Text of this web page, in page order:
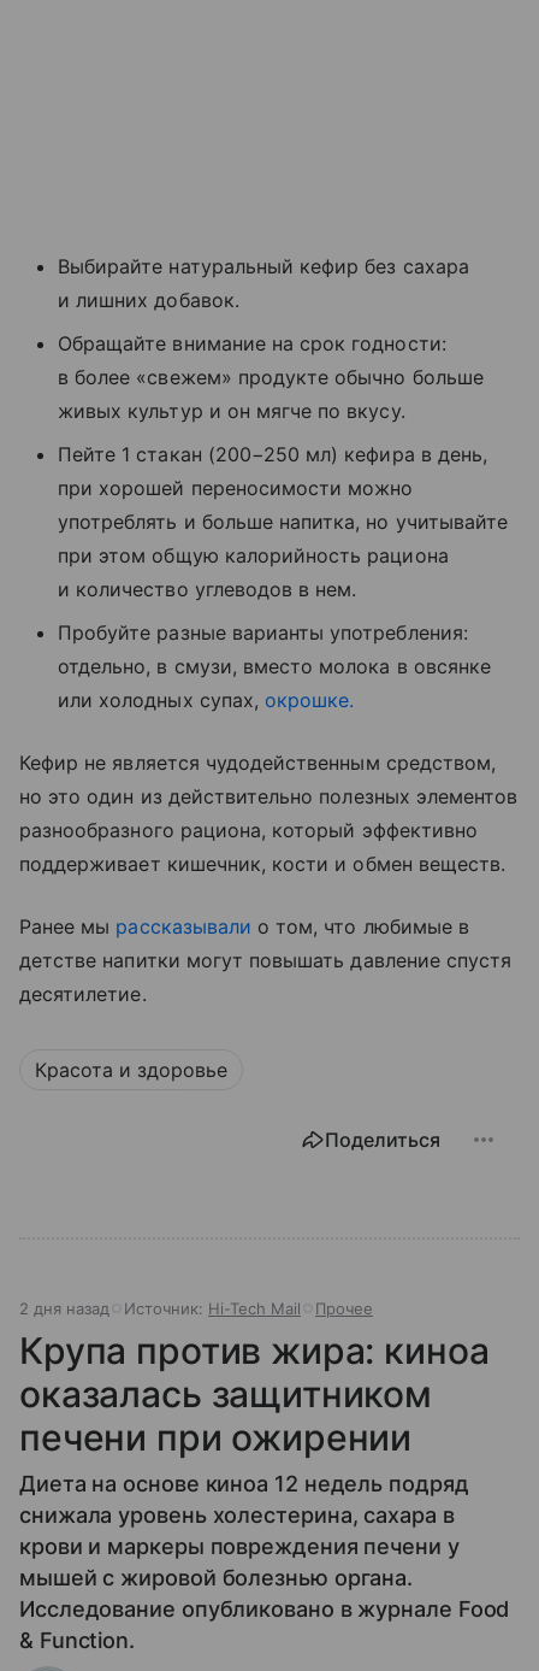
Выбирайте натуральный кефир без сахара
и лишних добавок.
Обращайте внимание на срок годности:
в более «свежем» продукте обычно больше
живых культур и он мягче по вкусу.
Пейте 1 стакан (200−250 мл) кефира в день,
при хорошей переносимости можно
употреблять и больше напитка, но учитывайте
при этом общую калорийность рациона
и количество углеводов в нем.
Пробуйте разные варианты употребления:
отдельно, в смузи, вместо молока в овсянке
или холодных супах, окрошке.
Кефир не является чудодейственным средством,
но это один из действительно полезных элементов
разнообразного рациона, который эффективно
поддерживает кишечник, кости и обмен веществ.
Ранее мы рассказывали о том, что любимые в
детстве напитки могут повышать давление спустя
десятилетие.
Красота и здоровье
Поделиться
2 дня назад Источник: Hi-Tech Mail Прочее
Крупа против жира: киноа
оказалась защитником
печени при ожирении
Диета на основе киноа 12 недель подряд
снижала уровень холестерина, сахара в
крови и маркеры повреждения печени у
мышей с жировой болезнью органа.
Исследование опубликовано в журнале Food
& Function.